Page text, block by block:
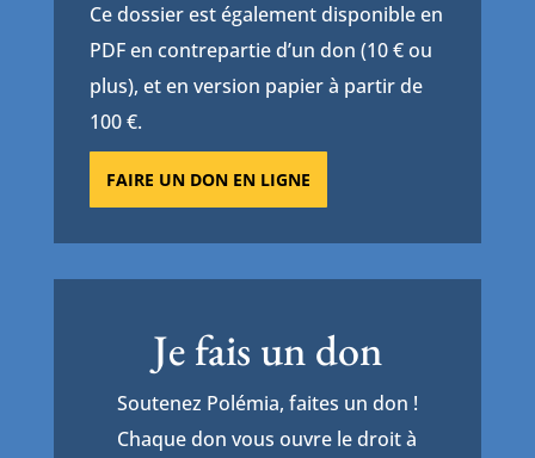
Ce dossier est également disponible en
PDF en contrepartie d’un don (10 € ou
plus), et en version papier à partir de
100 €.
FAIRE UN DON EN LIGNE
Je fais un don
Soutenez Polémia, faites un don !
Chaque don vous ouvre le droit à